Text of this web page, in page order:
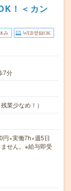
！＜カン
み WEB登録OK
7分
業少なめ！）
×実働7h×週5日
せん。※給与即受